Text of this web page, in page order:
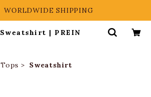
WORLDWIDE SHIPPING
Sweatshirt | PREIN
Tops Sweatshirt